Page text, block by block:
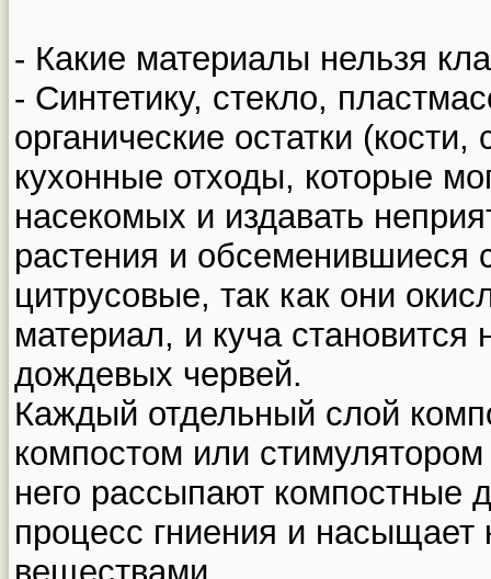
- Какие материалы нельзя
- Синтетику, стекло,
органические остатки
кухонные отходы, которые
насекомых и издавать
растения и обсеменившиеся
цитрусовые, так как они
материал, и куча становится
дождевых червей.
Каждый отдельный слой
компостом или
него рассыпают компостные
процесс гниения и насыщает